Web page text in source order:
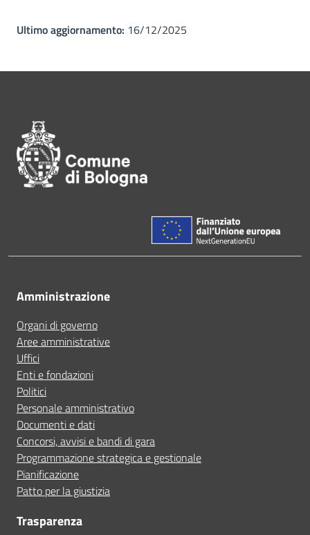
Ultimo aggiornamento: 16/12/2025
Amministrazione
Organi di governo
Aree amministrative
Uffici
Enti e fondazioni
Politici
Personale amministrativo
Documenti e dati
Concorsi, avvisi e bandi di gara
Programmazione strategica e gestionale
Pianificazione
Patto per la giustizia
Trasparenza